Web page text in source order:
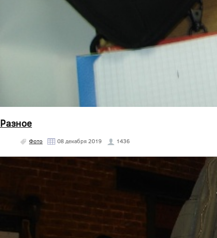
Разное
Фото 08 декабря 2019 1436